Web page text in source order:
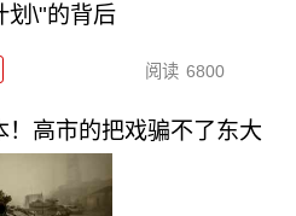
划\"的背后
阅读 6800
高市的把戏骗不了东大